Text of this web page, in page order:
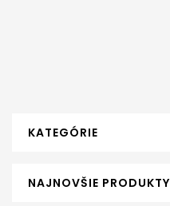
KATEGÓRIE
NAJNOVŠIE PRODUKTY